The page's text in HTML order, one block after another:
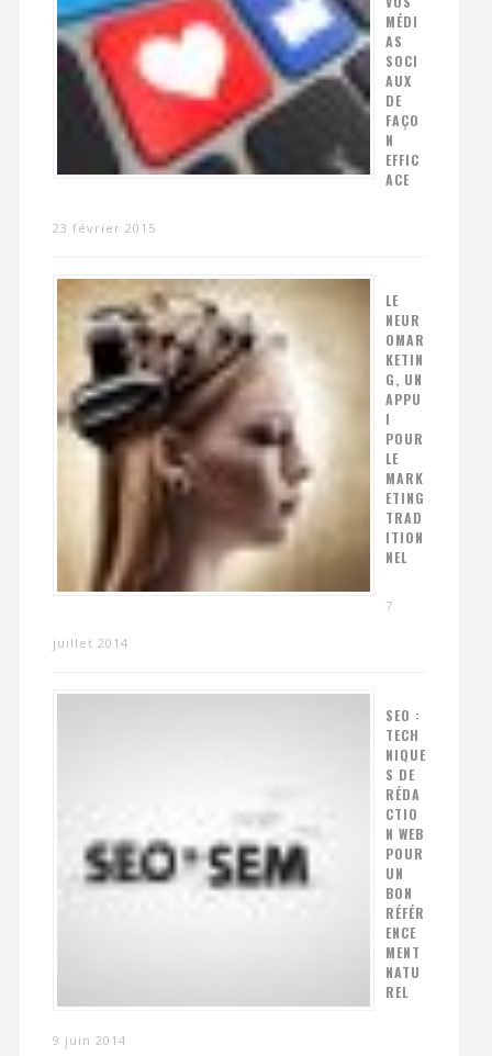
MÉDI
AS
SOCI
AUX
DE
FAÇO
N
EFFIC
ACE
23 février 2015
LE
NEUR
OMAR
KETIN
G, UN
APPU
I
POUR
LE
MARK
ETING
TRAD
ITION
NEL
7
juillet 2014
SEO :
TECH
NIQUE
S DE
RÉDA
CTIO
N WEB
POUR
UN
BON
RÉFÉR
ENCE
MENT
NATU
REL
9 juin 2014